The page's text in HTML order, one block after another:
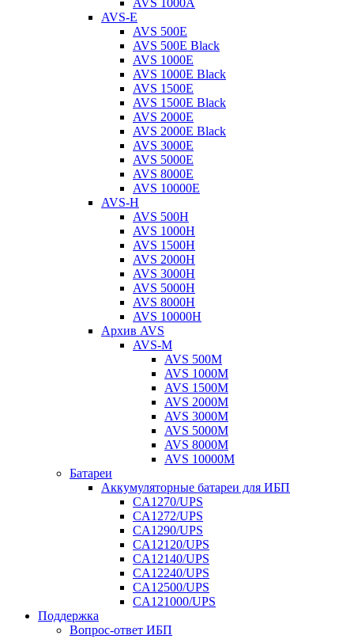
AVS 1000A
AVS-E
AVS 500E
AVS 500E Black
AVS 1000E
AVS 1000E Black
AVS 1500E
AVS 1500E Black
AVS 2000E
AVS 2000E Black
AVS 3000E
AVS 5000E
AVS 8000E
AVS 10000E
AVS-H
AVS 500H
AVS 1000H
AVS 1500H
AVS 2000H
AVS 3000H
AVS 5000H
AVS 8000H
AVS 10000H
Архив AVS
AVS-M
AVS 500M
AVS 1000M
AVS 1500M
AVS 2000M
AVS 3000M
AVS 5000M
AVS 8000M
AVS 10000M
Батареи
Аккумуляторные батареи для ИБП
CA1270/UPS
CA1272/UPS
CA1290/UPS
CA12120/UPS
CA12140/UPS
CA12240/UPS
CA12500/UPS
CA121000/UPS
Поддержка
Вопрос-ответ ИБП